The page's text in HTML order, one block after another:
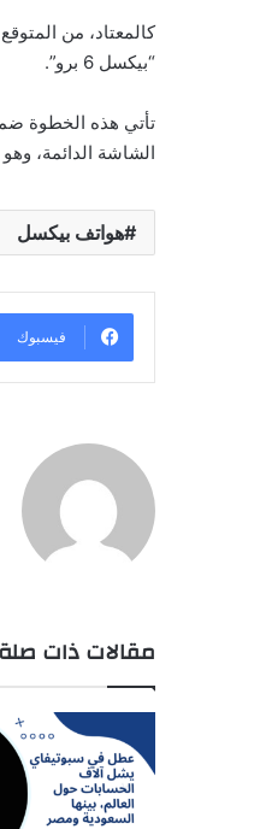
كالمعتاد، من
“بيكسل 6 برو”.
تأتي هذه الخطوة
الشاشة الدائمة،
هواتف بيكسل
فيسبوك
مقالات ذات صلة